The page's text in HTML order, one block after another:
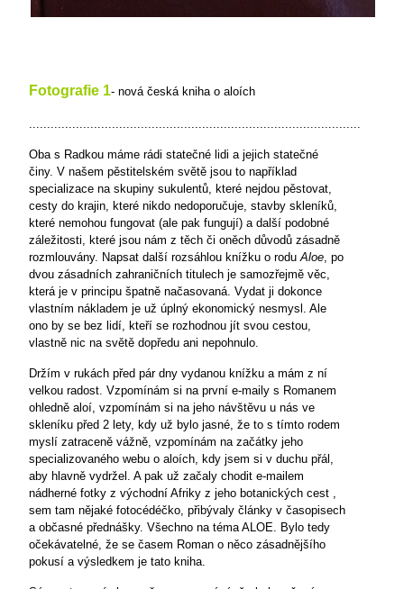
Fotografie 1- nová česká kniha o aloích
............................................................................................
Oba s Radkou máme rádi statečné lidi a jejich statečné
činy. V našem pěstitelském světě jsou to například
specializace na skupiny sukulentů, které nejdou pěstovat,
cesty do krajin, které nikdo nedoporučuje, stavby skleníků,
které nemohou fungovat (ale pak fungují) a další podobné
záležitosti, které jsou nám z těch či oněch důvodů zásadně
rozmlouvány. Napsat další rozsáhlou knížku o roduAloe, po
dvou zásadních zahraničních titulech je samozřejmě věc,
která je v principu špatně načasovaná. Vydat ji dokonce
vlastním nákladem je už úplný ekonomický nesmysl. Ale
ono by se bez lidí, kteří se rozhodnou jít svou cestou,
vlastně nic na světě dopředu ani nepohnulo.
Držím v rukách před pár dny vydanou knížku a mám z ní
velkou radost. Vzpomínám si na první e-maily s Romanem
ohledně aloí, vzpomínám si na jeho návštěvu u nás ve
skleníku před 2 lety, kdy už bylo jasné, že to s tímto rodem
myslí zatraceně vážně, vzpomínám na začátky jeho
specializovaného webu o aloích, kdy jsem si v duchu přál,
aby hlavně vydržel. A pak už začaly chodit e-mailem
nádherné fotky z východní Afriky z jeho botanických cest ,
sem tam nějaké fotocédéčko, přibývaly články v časopisech
a občasné přednášky. Všechno na téma ALOE. Bylo tedy
očekávatelné, že se časem Roman o něco zásadnějšího
pokusí a výsledkem je tato kniha.